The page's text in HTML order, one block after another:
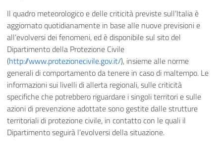
Il quadro meteorologico e delle criticità previste sull’Italia è
aggiornato quotidianamente in base alle nuove previsioni e
all’evolversi dei fenomeni, ed è disponibile sul sito del
Dipartimento della Protezione Civile
(http://www.protezionecivile.gov.it/), insieme alle norme
generali di comportamento da tenere in caso di maltempo. Le
informazioni sui livelli di allerta regionali, sulle criticità
specifiche che potrebbero riguardare i singoli territori e sulle
azioni di prevenzione adottate sono gestite dalle strutture
territoriali di protezione civile, in contatto con le quali il
Dipartimento seguirà l’evolversi della situazione.